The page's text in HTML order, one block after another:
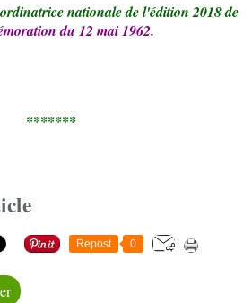
nationale de l'édition 2018 de
du 12 mai 1962.
*******
Repost 0